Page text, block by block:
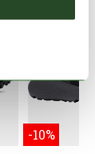
-10%